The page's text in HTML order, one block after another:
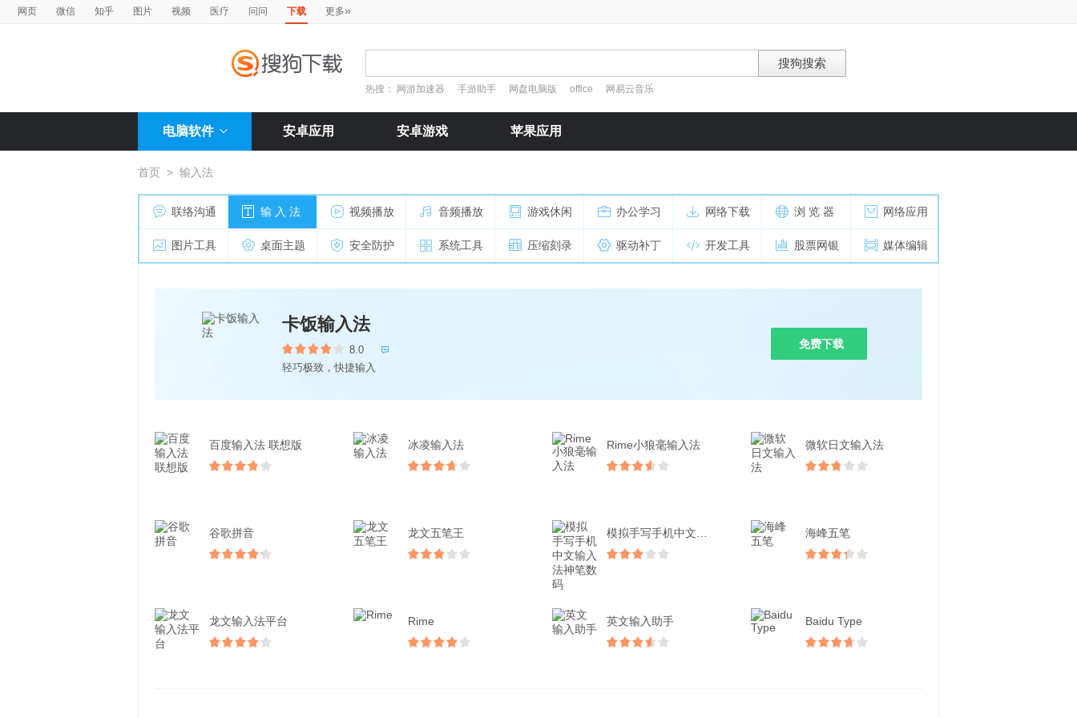
网页 微信 知乎 图片 视频 医疗 问问 下载 更多»
热搜： 网游加速器 手游助手 网盘电脑版 office 网易云音乐
电脑软件 安卓应用 安卓游戏 苹果应用
首页 > 输入法
联络沟通 输 入 法 视频播放 音频播放 游戏休闲 办公学习 网络下载 浏 览 器 网络应用
图片工具 桌面主题 安全防护 系统工具 压缩刻录 驱动补丁 开发工具 股票网银 媒体编辑
卡饭输入法
8.0 
轻巧极致，快捷输入
免费下载
百度输入法 联想版 冰凌输入法 Rime小狼毫输入法 微软日文输入法
谷歌拼音 龙文五笔王 海峰五笔
龙文输入法平台 Rime 英文输入助手 Baidu Type